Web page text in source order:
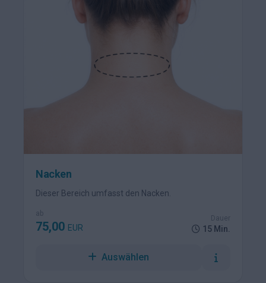
Nacken
Dieser Bereich umfasst den Nacken.
ab
75,00 EUR
Dauer
15 Min.
Auswählen